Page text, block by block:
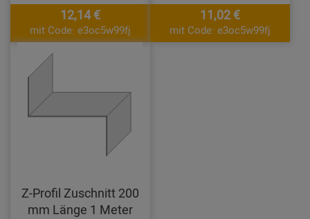
12,14 €
mit Code: e3oc5w99fj
11,02 €
mit Code: e3oc5w99fj
Z-Profil Zuschnitt 200
mm Länge 1 Meter